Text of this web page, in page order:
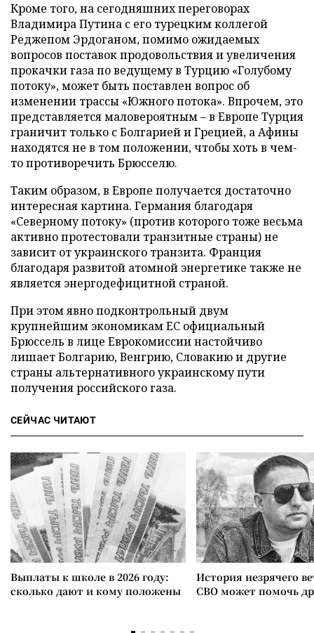
Кроме того, на сегодняшних переговорах
Владимира Путина с его турецким коллегой
Реджепом Эрдоганом, помимо ожидаемых
вопросов поставок продовольствия и увеличения
прокачки газа по ведущему в Турцию «Голубому
потоку», может быть поставлен вопрос об
изменении трассы «Южного потока». Впрочем, это
представляется маловероятным – в Европе Турция
граничит только с Болгарией и Грецией, а Афины
находятся не в том положении, чтобы хоть в чем-
то противоречить Брюсселю.
Таким образом, в Европе получается достаточно
интересная картина. Германия благодаря
«Северному потоку» (против которого тоже весьма
активно протестовали транзитные страны) не
зависит от украинского транзита. Франция
благодаря развитой атомной энергетике также не
является энергодефицитной страной.
При этом явно подконтрольный двум
крупнейшим экономикам ЕС официальный
Брюссель в лице Еврокомиссии настойчиво
лишает Болгарию, Венгрию, Словакию и другие
страны альтернативного украинскому пути
получения российского газа.
СЕЙЧАС ЧИТАЮТ
Выплаты к школе в 2026 году:
сколько дают и кому положены
История незрячего
СВО может помочь